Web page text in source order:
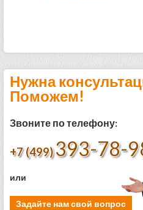
Нужна
Поможем!
Звоните по телефону:
+7 (499) 393-78-
или
Задайте нам свой вопрос